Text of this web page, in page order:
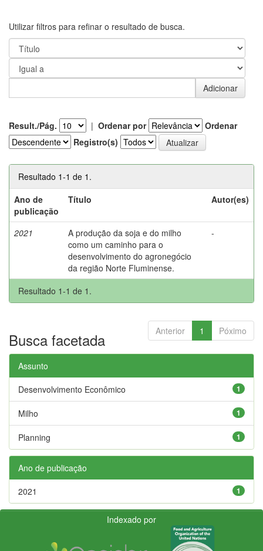
Utilizar filtros para refinar o resultado de busca.
Result./Pág. | Ordenar por
Ordenar
Registro(s)
Resultado 1-1 de 1.
Ano de
publicação
Título Autor(es)
2021
A produção da soja e do milho
como um caminho para o
desenvolvimento do agronegócio
da região Norte Fluminense.
-
Resultado 1-1 de 1.
Anterior 1 Póximo
Busca facetada
Assunto
1
Desenvolvimento Econômico
1
Milho
1
Planning
Ano de publicação
1
2021
Indexado por